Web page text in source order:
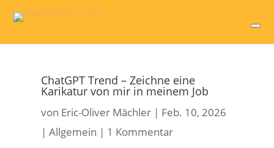
ChatGPT Trend – Zeichne eine
Karikatur von mir in meinem Job
von Eric-Oliver Mächler | Feb. 10, 2026
|Allgemein | 1 Kommentar